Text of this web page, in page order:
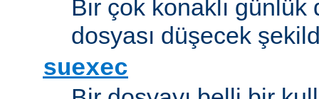
Bir çok konaklı günlük
dosyası düşecek
suexec